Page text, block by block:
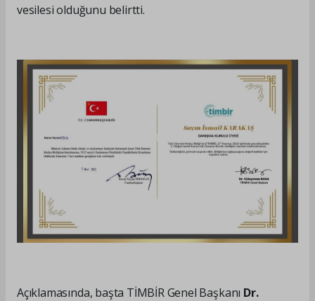
vesilesi olduğunu belirtti.
Açıklamasında, başta TİMBİR Genel Başkanı Dr.